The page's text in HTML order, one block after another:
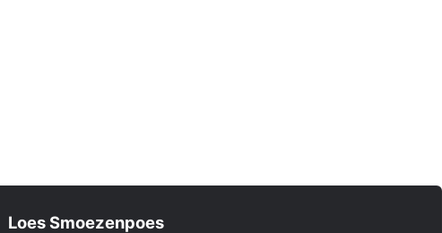
Loes Smoezenpoes